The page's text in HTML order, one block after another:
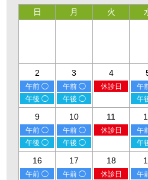
日 月 火
2
午前 ◯
午後 ◯
3
午前 ◯
午後 ◯
4
休診日
午
午
9
午前 ◯
午後 ◯
10
午前 ◯
午後 ◯
11
休診日
午
午
16
午前 ◯
17
午前 ◯
18
休診日
午